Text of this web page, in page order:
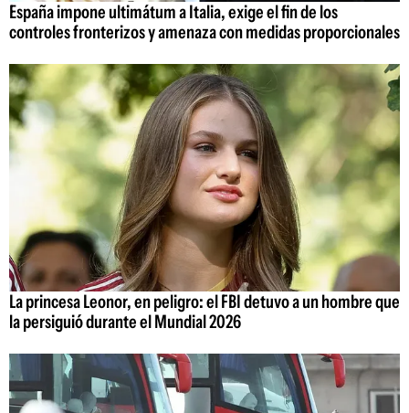
España impone ultimátum a Italia, exige el fin de los
controles fronterizos y amenaza con medidas proporcionales
La princesa Leonor, en peligro: el FBI detuvo a un hombre que
la persiguió durante el Mundial 2026